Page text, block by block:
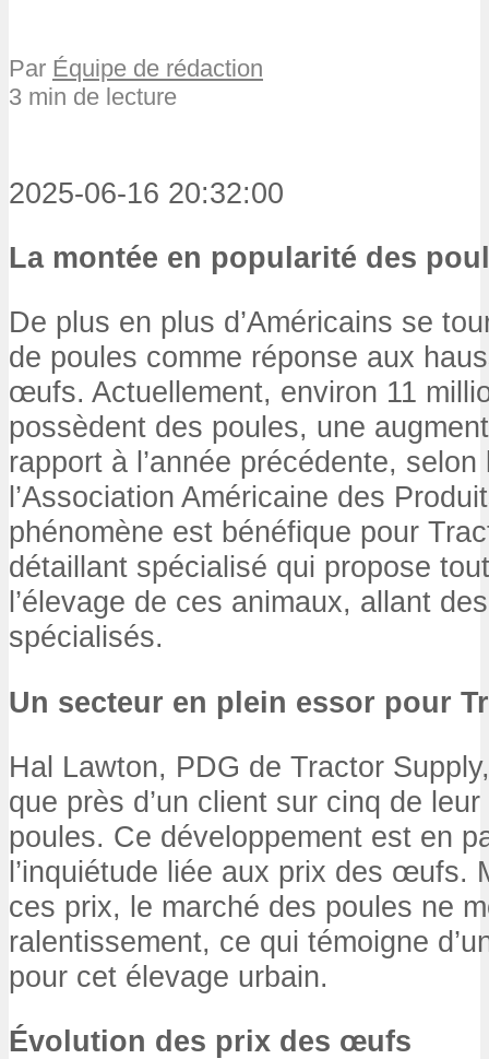
Par Équipe de rédaction
3 min de lecture
2025-06-16 20:32:00
La montée en popularité des
De plus en plus d’Américains se
de poules comme réponse aux
œufs. Actuellement, environ 11
possèdent des poules, une
rapport à l’année précédente,
l’Association Américaine des
phénomène est bénéfique pour
détaillant spécialisé qui propose
l’élevage de ces animaux, allant
spécialisés.
Un secteur en plein essor pour
Hal Lawton, PDG de Tractor
que près d’un client sur cinq de
poules. Ce développement est en
l’inquiétude liée aux prix des œufs.
ces prix, le marché des poules ne
ralentissement, ce qui témoigne
pour cet élevage urbain.
Évolution des prix des œufs